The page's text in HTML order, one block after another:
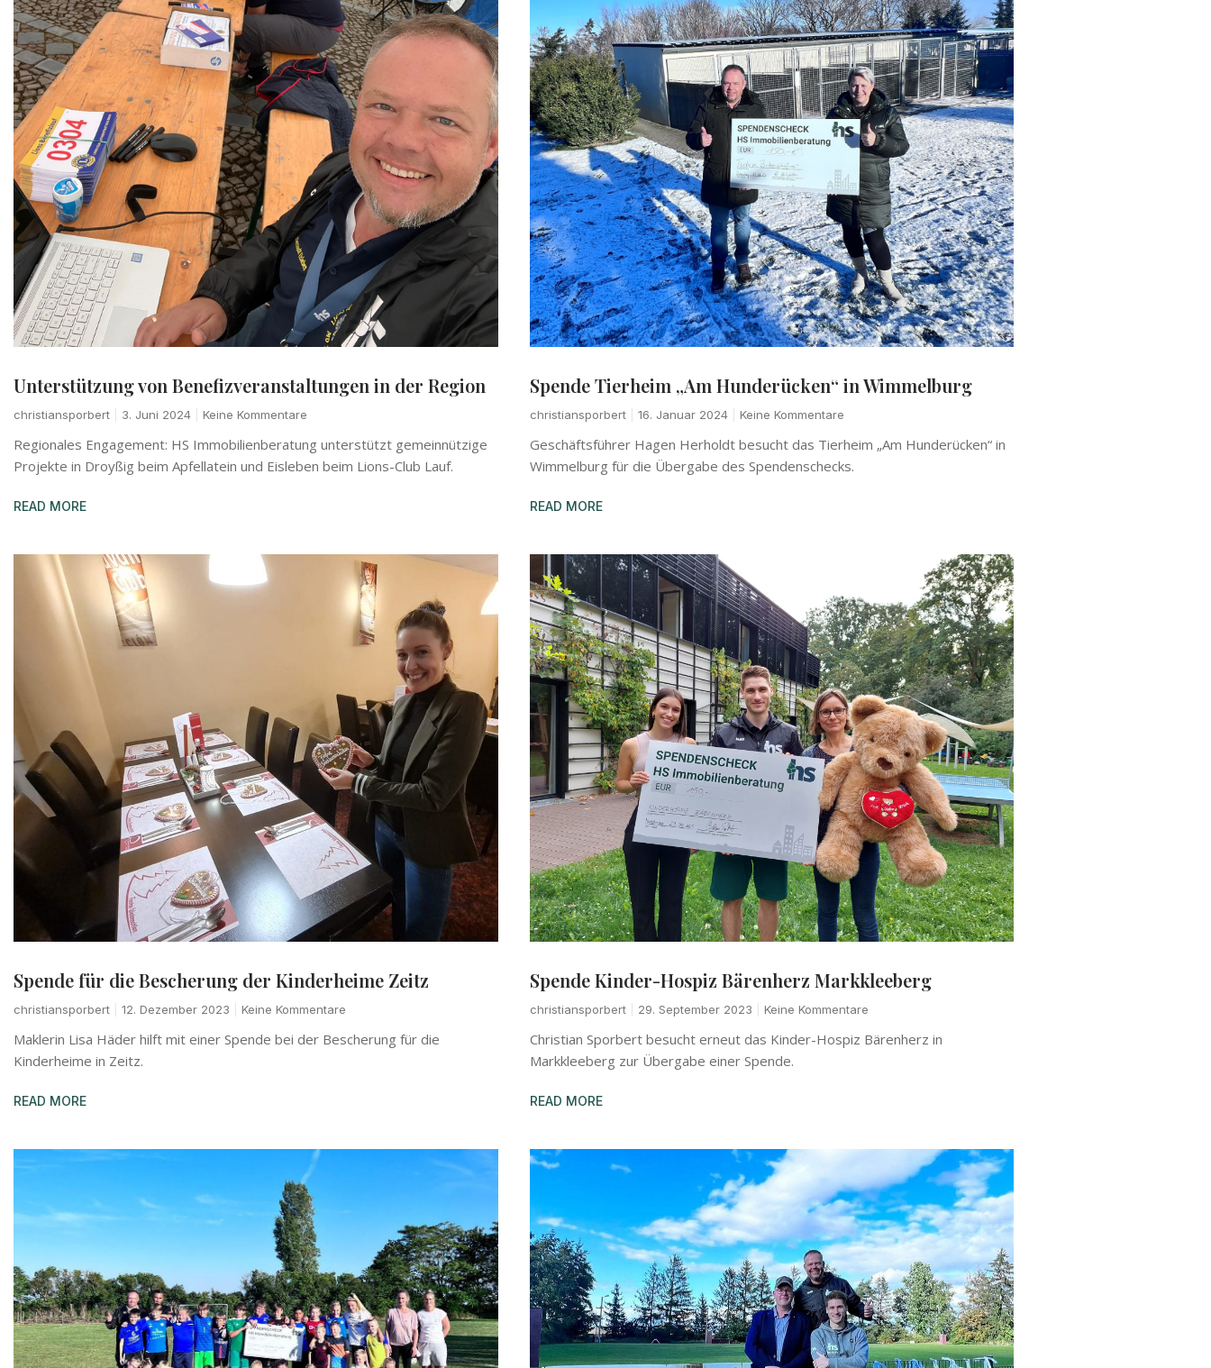
Unterstützung von Benefizveranstaltungen in der Region
christiansporbert 3. Juni 2024 Keine Kommentare
Regionales Engagement: HS Immobilienberatung unterstützt gemeinnützige
Projekte in Droyßig beim Apfellatein und Eisleben beim Lions-Club Lauf.
READ MORE
Spende Tierheim „Am Hunderücken“ in Wimmelburg
christiansporbert 16. Januar 2024 Keine Kommentare
Geschäftsführer Hagen Herholdt besucht das Tierheim „Am Hunderücken“ in
Wimmelburg für die Übergabe des Spendenschecks.
READ MORE
Spende für die Bescherung der Kinderheime Zeitz
christiansporbert 12. Dezember 2023 Keine Kommentare
Maklerin Lisa Häder hilft mit einer Spende bei der Bescherung für die
Kinderheime in Zeitz.
READ MORE
Spende Kinder-Hospiz Bärenherz Markkleeberg
christiansporbert 29. September 2023 Keine Kommentare
Christian Sporbert besucht erneut das Kinder-Hospiz Bärenherz in
Markkleeberg zur Übergabe einer Spende.
READ MORE